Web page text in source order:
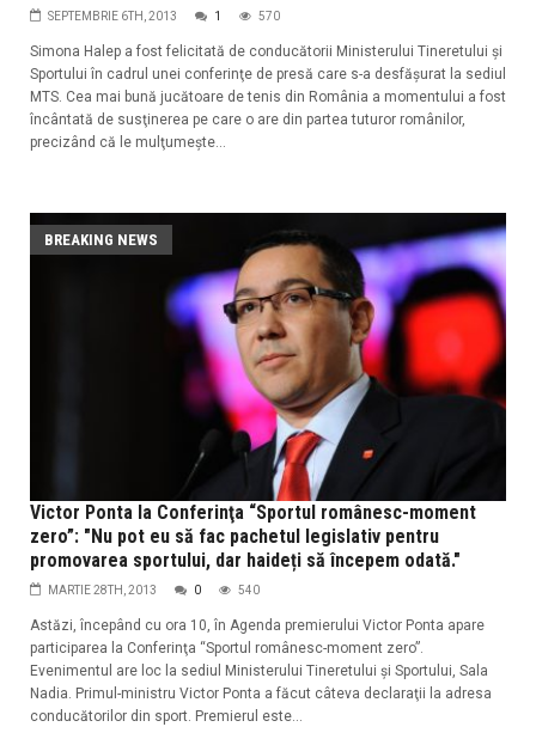
SEPTEMBRIE 6TH, 2013 1 570
Simona Halep a fost felicitată de conducătorii Ministerului Tineretului şi
Sportului în cadrul unei conferinţe de presă care s-a desfăşurat la sediul
MTS. Cea mai bună jucătoare de tenis din România a momentului a fost
încântată de susţinerea pe care o are din partea tuturor românilor,
precizând că le mulţumeşte...
BREAKING NEWS
Victor Ponta la Conferinţa “Sportul românesc-moment
zero”: "Nu pot eu să fac pachetul legislativ pentru
promovarea sportului, dar haideți să începem odată."
MARTIE 28TH, 2013 0 540
Astăzi, începând cu ora 10, în Agenda premierului Victor Ponta apare
participarea la Conferinţa “Sportul românesc-moment zero”.
Evenimentul are loc la sediul Ministerului Tineretului şi Sportului, Sala
Nadia. Primul-ministru Victor Ponta a făcut câteva declaraţii la adresa
conducătorilor din sport. Premierul este...